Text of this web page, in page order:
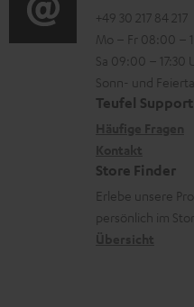
n
z
u
m
e
r
s
i
o
n
e
u
r
o
-
L
e
k
o
o
n
t
a
d
a
+49 30 217 84 217
Mo – Fr 08:00 –
Sa 09:00 – 17:30
Sonn- und
Teufel Support
Store Finder
Erlebe unsere
persönlich im